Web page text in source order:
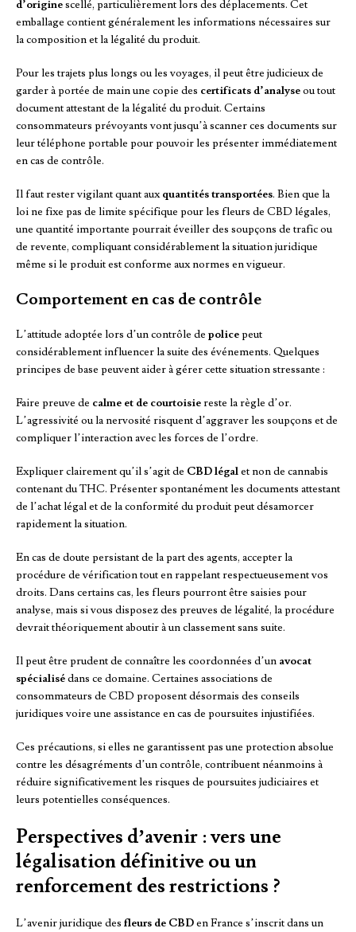
d’originescellé, particulièrement lors des déplacements. Cet
emballage contient généralement les informations nécessaires sur
la composition et la légalité du produit.
Pour les trajets plus longs ou les voyages, il peut être judicieux de
garder à portée de main une copie des certificats d’analyseou tout
document attestant de la légalité du produit. Certains
consommateurs prévoyants vont jusqu’à scanner ces documents sur
leur téléphone portable pour pouvoir les présenter immédiatement
en cas de contrôle.
Il faut rester vigilant quant auxquantités transportées. Bien que la
loi ne fixe pas de limite spécifique pour les fleurs de CBD légales,
une quantité importante pourrait éveiller des soupçons de trafic ou
de revente, compliquant considérablement la situation juridique
même si le produit est conforme aux normes en vigueur.
Comportement en cas de contrôle
L’attitude adoptée lors d’un contrôle de policepeut
considérablement influencer la suite des événements. Quelques
principes de base peuvent aider à gérer cette situation stressante :
Faire preuve de calme et de courtoisiereste la règle d’or.
L’agressivité ou la nervosité risquent d’aggraver les soupçons et de
compliquer l’interaction avec les forces de l’ordre.
Expliquer clairement qu’il s’agit de CBD légalet non de cannabis
contenant du THC. Présenter spontanément les documents attestant
de l’achat légal et de la conformité du produit peut désamorcer
rapidement la situation.
En cas de doute persistant de la part des agents, accepter la
procédure de vérification tout en rappelant respectueusement vos
droits. Dans certains cas, les fleurs pourront être saisies pour
analyse, mais si vous disposez des preuves de légalité, la procédure
devrait théoriquement aboutir à un classement sans suite.
Il peut être prudent de connaître les coordonnées d’un avocat
spécialisédans ce domaine. Certaines associations de
consommateurs de CBD proposent désormais des conseils
juridiques voire une assistance en cas de poursuites injustifiées.
Ces précautions, si elles ne garantissent pas une protection absolue
contre les désagréments d’un contrôle, contribuent néanmoins à
réduire significativement les risques de poursuites judiciaires et
leurs potentielles conséquences.
Perspectives d’avenir : vers une
légalisation définitive ou un
renforcement des restrictions ?
L’avenir juridique des fleurs de CBDen France s’inscrit dans un